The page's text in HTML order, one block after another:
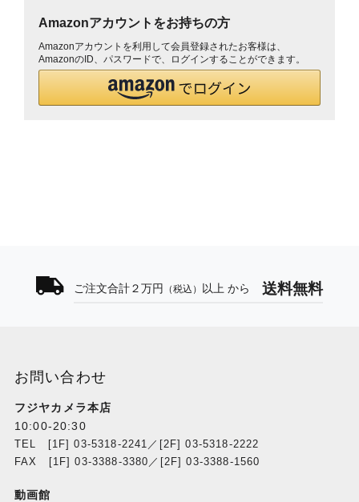
Amazonアカウントをお持ちの方
Amazonアカウントを利用して会員登録されたお客様は、
AmazonのID、パスワードで、ログインすることができます。
ご注文合計２万円 （税込） 以上 から 送料無料
お問い合わせ
フジヤカメラ本店
10:00-20:30
TEL [1F] 03-5318-2241／[2F] 03-5318-2222
FAX [1F] 03-3388-3380／[2F] 03-3388-1560
動画館